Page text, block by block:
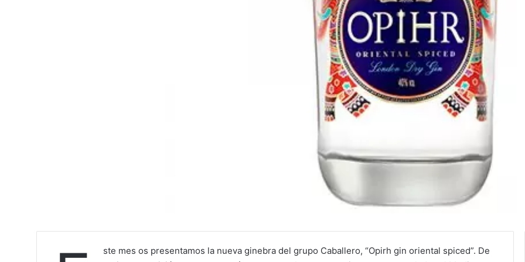
ste mes os presentamos la nueva ginebra del grupo Caballero, “Opirh gin oriental spiced”. De